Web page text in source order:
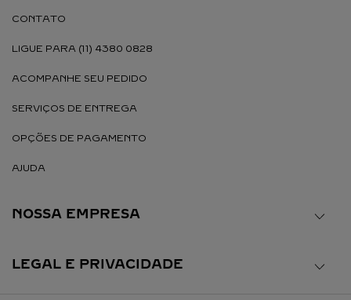
CONTATO
LIGUE PARA (11) 4380 0828
ACOMPANHE SEU PEDIDO
SERVIÇOS DE ENTREGA
OPÇÕES DE PAGAMENTO
AJUDA
NOSSA EMPRESA
LEGAL E PRIVACIDADE